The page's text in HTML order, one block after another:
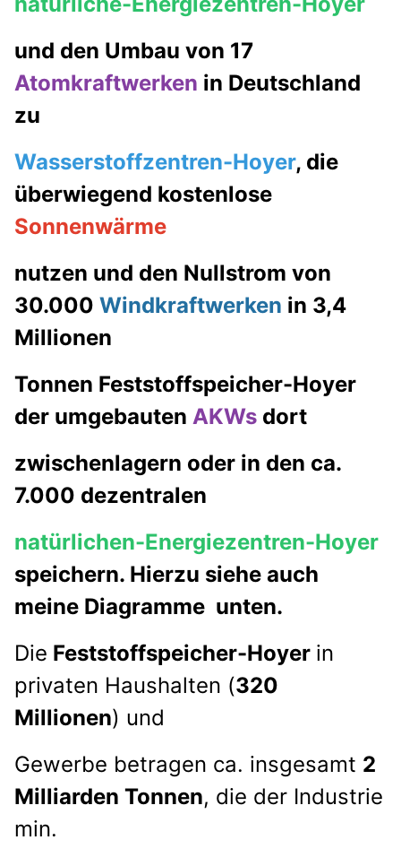
und den Umbau von 17
Atomkraftwerken in Deutschland
zu
Wasserstoffzentren-Hoyer, die
überwiegend kostenlose
Sonnenwärme
nutzen und den Nullstrom von
30.000 Windkraftwerken in 3,4
Millionen
Tonnen Feststoffspeicher-Hoyer
der umgebauten AKWs dort
zwischenlagern oder in den ca.
7.000 dezentralen
natürlichen-Energiezentren-Hoyer
speichern. Hierzu siehe auch
meine Diagramme unten.
Die Feststoffspeicher-Hoyer in
privaten Haushalten (320
Millionen) und
Gewerbe betragen ca. insgesamt 2
Milliarden Tonnen, die der Industrie
min.